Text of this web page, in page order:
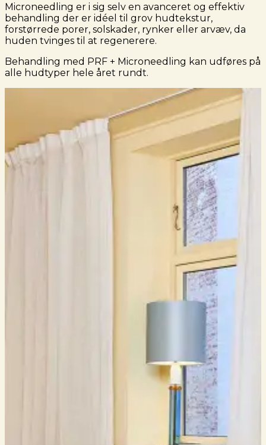
Microneedling er i sig selv en avanceret og effektiv
behandling der er idéel til grov hudtekstur,
forstørrede porer, solskader, rynker eller arvæv, da
huden tvinges til at regenerere.
Behandling med PRF + Microneedling kan udføres på
alle hudtyper hele året rundt.